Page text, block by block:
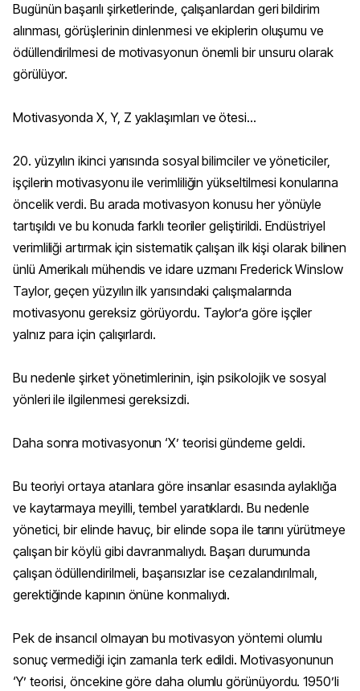
Bugünün başarılı şirketlerinde, çalışanlardan geri bildirim
alınması, görüşlerinin dinlenmesi ve ekiplerin oluşumu ve
ödüllendirilmesi de motivasyonun önemli bir unsuru olarak
görülüyor.
Motivasyonda X, Y, Z yaklaşımları ve ötesi...
20. yüzyılın ikinci yarısında sosyal bilimciler ve yöneticiler,
işçilerin motivasyonu ile verimliliğin yükseltilmesi konularına
öncelik verdi. Bu arada motivasyon konusu her yönüyle
tartışıldı ve bu konuda farklı teoriler geliştirildi. Endüstriyel
verimliliği artırmak için sistematik çalışan ilk kişi olarak bilinen
ünlü Amerikalı mühendis ve idare uzmanı Frederick Winslow
Taylor, geçen yüzyılın ilk yarısındaki çalışmalarında
motivasyonu gereksiz görüyordu. Taylor’a göre işçiler
yalnız para için çalışırlardı.
Bu nedenle şirket yönetimlerinin, işin psikolojik ve sosyal
yönleri ile ilgilenmesi gereksizdi.
Daha sonra motivasyonun ‘X’ teorisi gündeme geldi.
Bu teoriyi ortaya atanlara göre insanlar esasında aylaklığa
ve kaytarmaya meyilli, tembel yaratıklardı. Bu nedenle
yönetici, bir elinde havuç, bir elinde sopa ile tarını yürütmeye
çalışan bir köylü gibi davranmalıydı. Başarı durumunda
çalışan ödüllendirilmeli, başarısızlar ise cezalandırılmalı,
gerektiğinde kapının önüne konmalıydı.
Pek de insancıl olmayan bu motivasyon yöntemi olumlu
sonuç vermediği için zamanla terk edildi. Motivasyonunun
‘Y’ teorisi, öncekine göre daha olumlu görünüyordu. 1950’li